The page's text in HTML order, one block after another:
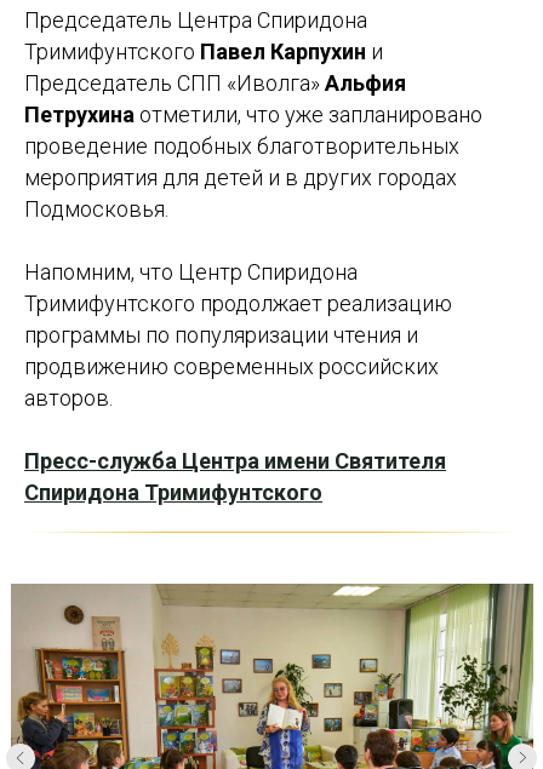
Председатель Центра Спиридона
Тримифунтского Павел Карпухин и
Председатель СПП «Иволга»Альфия
Петрухина отметили, что уже запланировано
проведение подобных благотворительных
мероприятия для детей и в других городах
Подмосковья.
Напомним, что Центр Спиридона
Тримифунтского продолжает реализацию
программы по популяризации чтения и
продвижению современных российских
авторов.
Пресс-служба Центра имени Святителя
Спиридона Тримифунтского